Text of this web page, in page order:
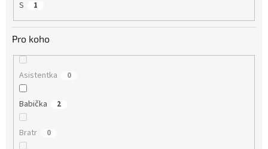
S 1
Pro koho
Asistentka 0
Babička 2
Bratr 0